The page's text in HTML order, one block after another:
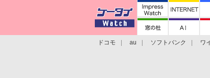
ドコモ au ソフトバンク ワ